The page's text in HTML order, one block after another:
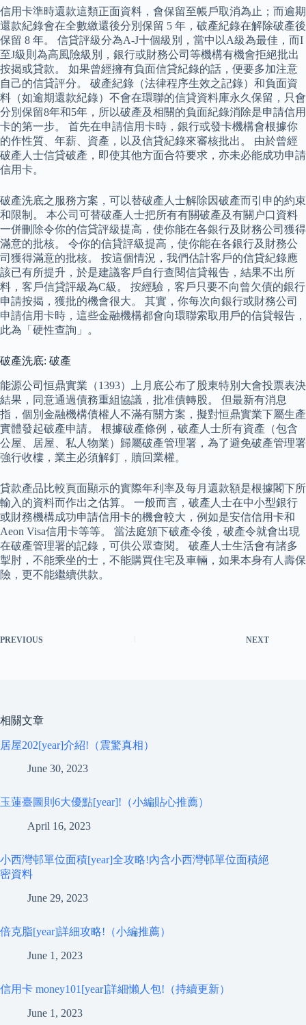
信用卡準時還款這類正面資料，會保留至帳戶取消為止；而逾期
還款紀錄會在全數繳還後分別保留 5 年，破產紀錄在解除破產後
保留 8 年。 信貸評級分為A-J十個級別，當中以A級為最佳，而I
至J級則為高風險級別，銀行或財務公司等機構有機會拒絕批出
按揭或貸款。 如果曾經擁有負面信貸紀錄的話，便要多加注意
自己的信貸評分。 破產紀錄（法律程序生效之記錄）和負面資
料（如逾期還款紀錄）不會在環聯的信貸資料庫永久保留，只會
分別保留8年和5年，所以破產及相關的負面紀錄消除是申請信用
卡的第一步。 首先在申請信用卡時，銀行或發卡機構會根據你
的作性質、年薪、資產，以及信貸紀錄來審核批出。 由於曾經
破產人士信貸破產，即使其他方面合符要求，亦未必能成功申請
信用卡。
破產洗底之服務方案，可以替破產人士解除因破產而引申的約束
和限制。 本公司可替破產人士把所有有關破產及有關户口資料
一併刪除令你的信貸評級提高，使你能在各銀行及財務公司獲得
滿意的批核。 令你的信貸評級提高，使你能在各銀行及財務公
司獲得滿意的批核。 按這個情況，我們估計客戶的信貸紀錄應
該已有所提升，於是建議客戶自行查閱信貸報告，結果不出所
料，客戶信貸評級為C級。 按經驗，客戶只要不向曾欠債的銀行
申請按揭，獲批的機會很大。 其實，你每次向銀行或財務公司
申請信用卡時，這些金融機構都會向環聯索取用戶的信貸報告，
此為「硬性查詢」。
破產洗底: 破產
能源公司恒鼎實業（1393）上月底公布了股東特別大會投票表決
結果，同意通過債務重組協議，批准債轉股。 但最新有消息
指，個別金融機構債權人不滿有關方案，擬對恒鼎實業下屬生產
實體發起破產申請。 根據破產條例，破產人士所有資產（包含
公屋、居屋、私人物業）歸屬破產管理署，為了避免破產管理署
強行收樓，業主必須解釘，贖回業權。
貸款產品比較頁面顯示的實際年利率及每月還款額是根據閣下所
輸入的資料而作出之估算。 一般而言，破產人士在中小型銀行
或財務機構成功申請信用卡的機會較大，例如是安信信用卡和
Aeon Visa信用卡等等。 當法庭頒下破產令後，破產令就會出現
在破產管理署的記錄，可供公眾查閱。 破產人士生活會有諸多
掣肘，不能乘坐的士，不能購買住宅及車輛，如果本身有人壽保
險，更不能繼續供款。
PREVIOUS NEXT
相關文章
居屋202[year]介紹!（震驚真相）
June 30, 2023
玉蓮臺圖則6大優點[year]!（小編貼心推薦）
April 16, 2023
小西灣邨單位面積[year]全攻略!內含小西灣邨單位面積絕
密資料
June 29, 2023
倍克脂[year]詳細攻略!（小編推薦）
June 1, 2023
信用卡 money101[year]詳細懶人包!（持續更新）
June 1, 2023